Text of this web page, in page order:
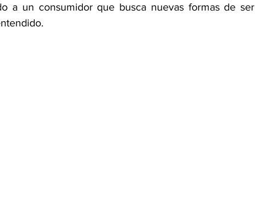
a un consumidor que busca nuevas formas de ser